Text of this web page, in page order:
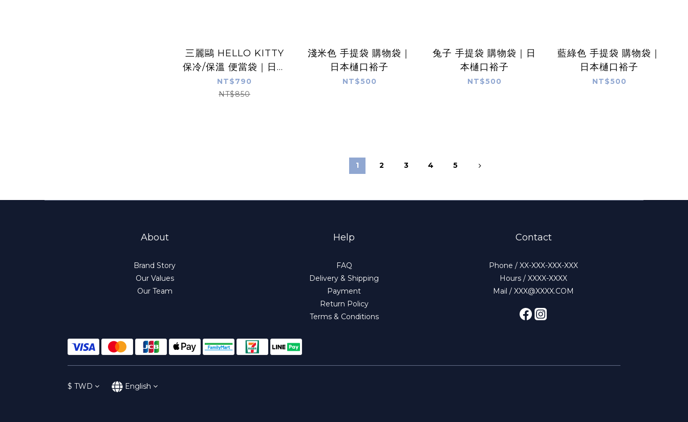
三麗鷗 HELLO KITTY
保冷/保溫 便當袋｜日本
SKATER
NT$790
NT$850
淺米色 手提袋 購物袋｜
日本樋口裕子
NT$500
兔子 手提袋 購物袋｜日
本樋口裕子
NT$500
藍綠色 手提袋 購物袋｜
日本樋口裕子
NT$500
1 2 3 4 5
About
Brand Story
Our Values
Our Team
Help
FAQ
Delivery & Shipping
Payment
Return Policy
Terms & Conditions
Contact
Phone / XX-XXX-XXX-XXX
Hours / XXXX-XXXX
Mail / XXX@XXXX.COM
$ TWD English